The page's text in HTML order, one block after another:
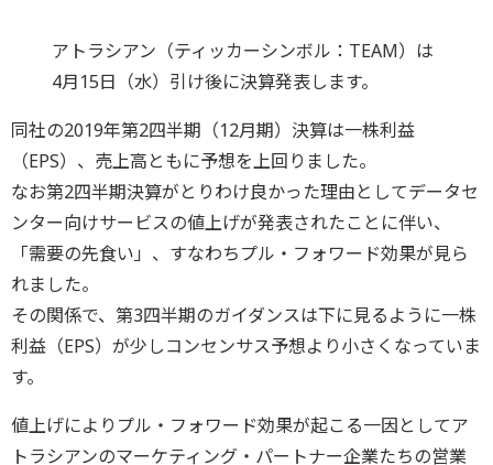
アトラシアン（ティッカーシンボル：TEAM）は
4月15日（水）引け後に決算発表します。
同社の2019年第2四半期（12月期）決算は一株利益
（EPS）、売上高ともに予想を上回りました。
なお第2四半期決算がとりわけ良かった理由としてデータセ
ンター向けサービスの値上げが発表されたことに伴い、
「需要の先食い」、すなわちプル・フォワード効果が見ら
れました。
その関係で、第3四半期のガイダンスは下に見るように一株
利益（EPS）が少しコンセンサス予想より小さくなっていま
す。
値上げによりプル・フォワード効果が起こる一因としてア
トラシアンのマーケティング・パートナー企業たちの営業